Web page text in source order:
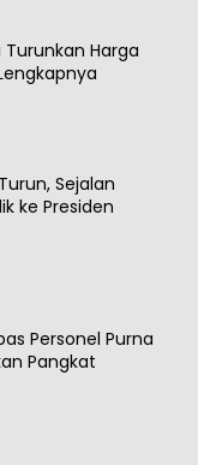
Harga
Sejalan
ke Presiden
Personel Purna
Pangkat